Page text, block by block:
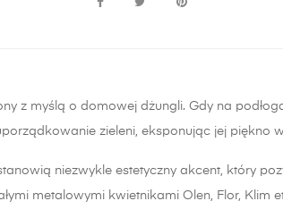
z myślą o domowej dżungli. Gdy na
zieleni, eksponując jej piękno
niezwykle estetyczny akcent, który
metalowymi kwietnikami Olen, Flor, Klim